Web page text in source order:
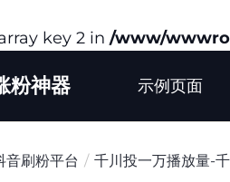
key 2 in /www/
粉神器 示例页面
音刷粉平台 千川投一万播放量-